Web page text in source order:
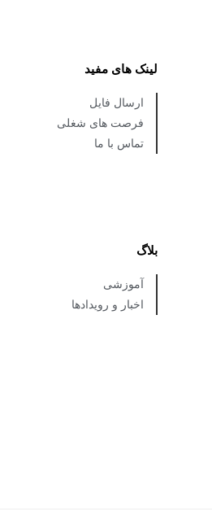
لینک های مفید
ارسال فایل
فرصت های شغلی
تماس با ما
بلاگ
آموزشی
اخبار و رویدادها